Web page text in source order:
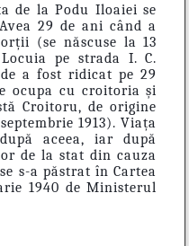
de la Podu Iloaiei se
29 de ani când a
(se născuse la 13
pe strada I. C.
a fost ridicat pe 29
ocupa cu croitoria și
Croitoru, de origine
1913). Viața
aceea, iar după
de la stat din cauza
s-a păstrat în Cartea
1940 de Ministerul